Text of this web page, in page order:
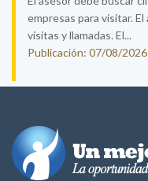
empresas para visitar.
visitas y llamadas. El...
Publicación: 07/08/